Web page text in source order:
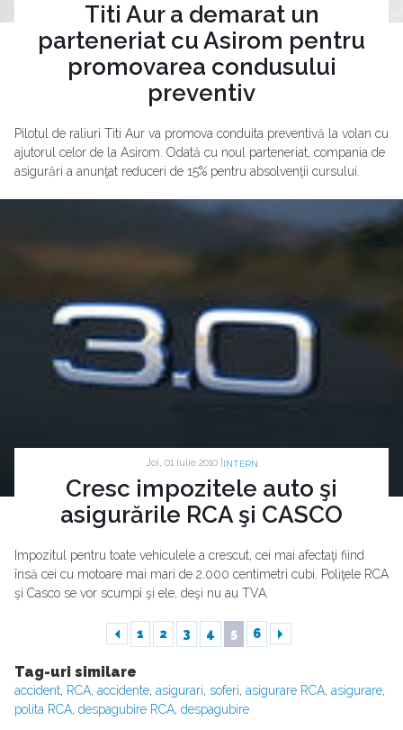
Titi Aur a demarat un
parteneriat cu Asirom pentru
promovarea condusului
preventiv
Pilotul de raliuri Titi Aur va promova conduita preventivă la volan cu
ajutorul celor de la Asirom. Odată cu noul parteneriat, compania de
asigurări a anunţat reduceri de 15% pentru absolvenţii cursului.
Joi, 01 Iulie 2010 | INTERN
Cresc impozitele auto şi
asigurările RCA şi CASCO
Impozitul pentru toate vehiculele a crescut, cei mai afectaţi fiind
însă cei cu motoare mai mari de 2.000 centimetri cubi. Poliţele RCA
şi Casco se vor scumpi şi ele, deşi nu au TVA.
1 2 3 4 5 6
Tag-uri similare
accident, RCA, accidente, asigurari, soferi, asigurare RCA, asigurare,
polita RCA, despagubire RCA, despagubire